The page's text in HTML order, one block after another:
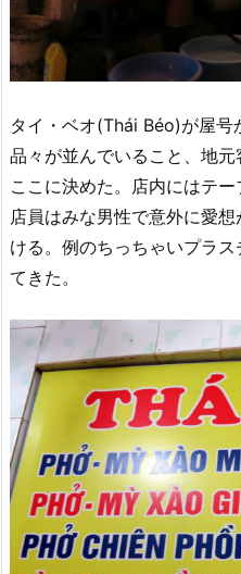
タイ・ベオ(Thái Béo)が屋
品々が並んでいること、地
ここに決めた。店内にはテー
店員はみな男性で意外に愛
ける。例のちっちゃいプラ
てきた。